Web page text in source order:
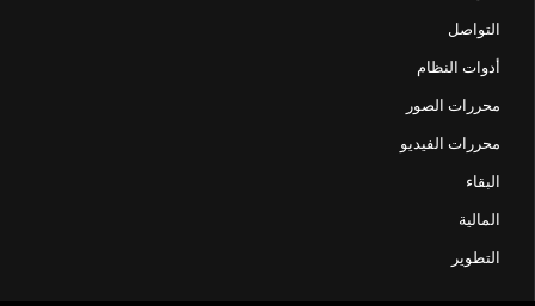
التواصل
أدوات النظام
محررات الصور
محررات الفيديو
البقاء
المالية
التطوير